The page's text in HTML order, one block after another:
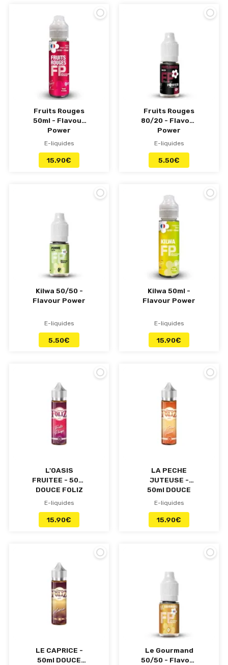
Fruits Rouges
50ml - Flavour
Power
E-liquides
15.90€
Fruits Rouges
80/20 - Flavour
Power
E-liquides
5.50€
Kilwa 50/50 -
Flavour Power
E-liquides
5.50€
Kilwa 50ml -
Flavour Power
E-liquides
15.90€
L'OASIS
FRUITEE - 50ml
DOUCE FOLIZ
by FP
E-liquides
15.90€
LA PECHE
JUTEUSE -
50ml DOUCE
FOLIZ by FP
E-liquides
15.90€
LE CAPRICE -
50ml DOUCE
Le Gourmand
50/50 - Flavour